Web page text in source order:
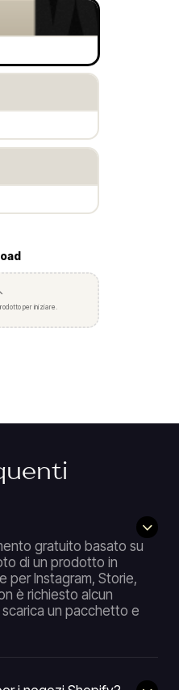
per iniziare.
gratuito basato su
di un prodotto in
per Instagram, Storie,
è richiesto alcun
un pacchetto e